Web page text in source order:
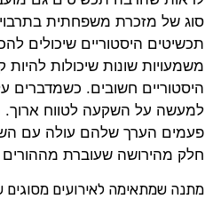
סוג של מזכרת משפחתית
תכשיטים היסטוריים שיכולים
משמעויות שונות שיכולות להיות
היסטוריים חשובים. כשמדברים
למעשה על השקעה לטווח
פעמים הערך שלהם עולה עם
חלק מהירושה שעוברת מההורים
מתנה שמתאימה לאירועים מסוגים